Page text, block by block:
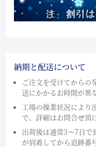
納期と配送について
ご注文を受けてからの
送にかかるお時間が異
工場の操業状況により
で、詳細はお問合せ頂
出荷後は通常3～7日で
が到着してから追跡番